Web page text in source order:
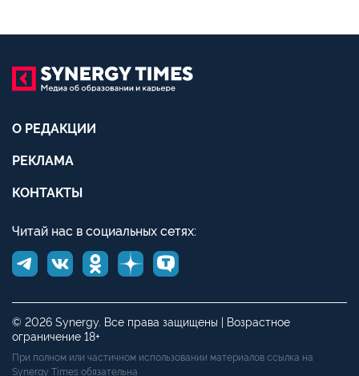
О РЕДАКЦИИ
РЕКЛАМА
КОНТАКТЫ
Читай нас в социальных сетях:
© 2026 Synergy. Все права защищены | Возрастное
ограничение 18+
При полном или частичном использовании материалов ссылка на
Synergy Times обязательна